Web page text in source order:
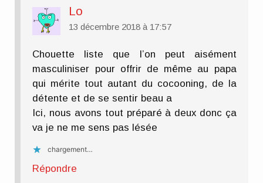
Lo
13 décembre 2018 à 17:57
Chouette liste que l’on peut aisément
masculiniser pour offrir de même au papa
qui mérite tout autant du cocooning, de la
détente et de se sentir beau a
Ici, nous avons tout préparé à deux donc ça
va je ne me sens pas lésée
chargement…
Répondre